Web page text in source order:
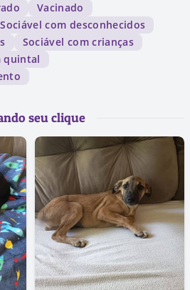
Vacinado
Sociável com desconhecidos
Sociável com crianças
quintal
seu clique